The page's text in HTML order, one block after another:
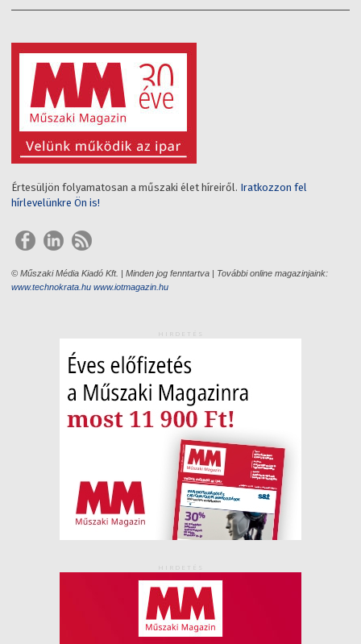
Értesüljön folyamatosan a műszaki élet híreiről. Iratkozzon fel
hírlevelünkre Ön is!
© Műszaki Média Kiadó Kft. | Minden jog fenntartva | További online magazinjaink:
www.technokrata.hu www.iotmagazin.hu
HIRDETÉS
HIRDETÉS